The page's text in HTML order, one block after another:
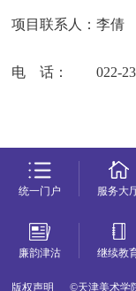
项目联系人：李倩
电 话： 022-
统一门户 服务大
廉韵津沽 继续教
版权声明 ©天津美术学